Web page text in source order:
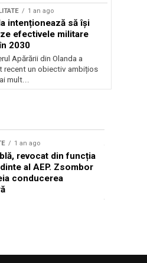
1 an ago
intenționează să își
efectivele militare
2030
Apărării din Olanda a
recent un obiectiv ambițios
mult...
1 an ago
revocat din funcția
al AEP. Zsombor
conducerea